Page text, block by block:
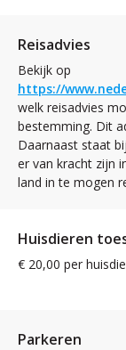
Reisadvies
Bekijk op
https://
welk reisadvies
bestemming. Dit
Daarnaast staat
er van kracht zijn
land in te mogen
Huisdieren
€ 20,00 per
Parkeren